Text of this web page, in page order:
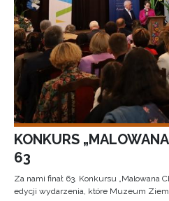
KONKURS
63
Za nami finał 63. Konkursu „Malowana
edycji wydarzenia, które Muzeum